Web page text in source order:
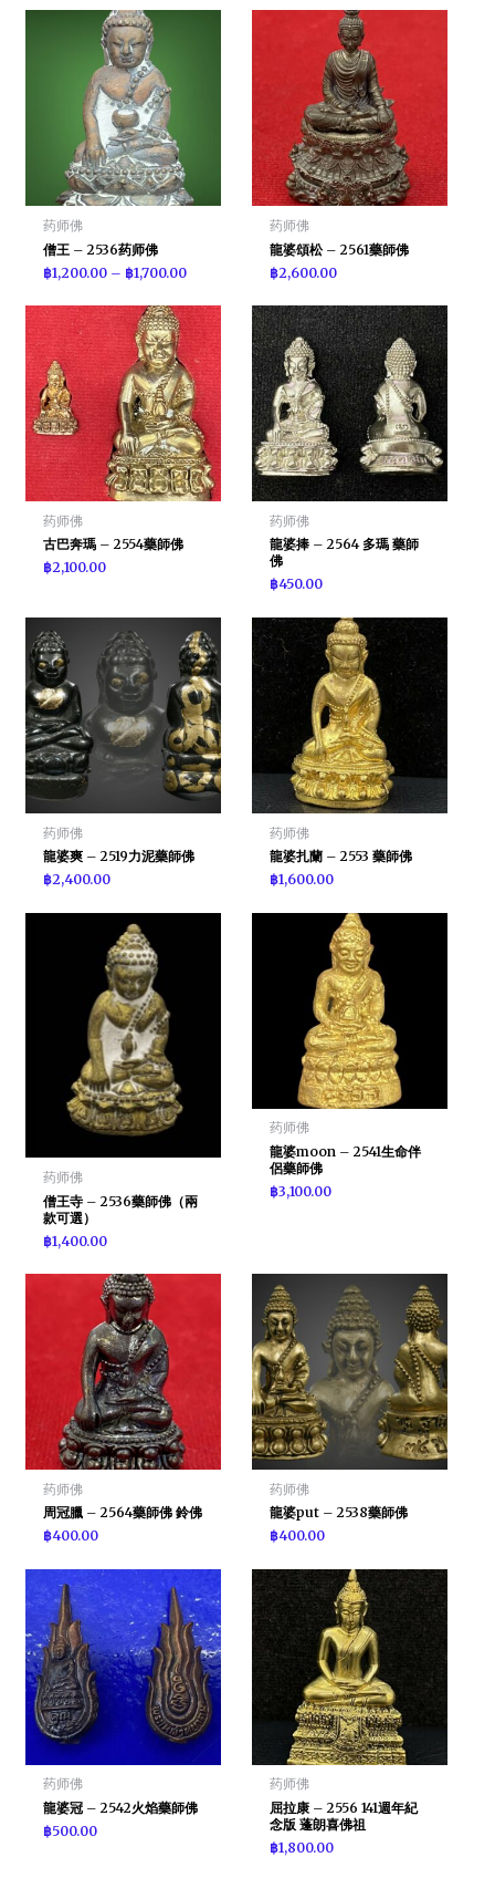
药师佛
僧王 – 2536药师佛
฿1,200.00 – ฿1,700.00
药师佛
龍婆頌松 – 2561藥師佛
฿2,600.00
药师佛
古巴奔瑪 – 2554藥師佛
฿2,100.00
药师佛
龍婆捧 – 2564 多瑪 藥師
佛
฿450.00
药师佛
龍婆爽 – 2519力泥藥師佛
฿2,400.00
药师佛
龍婆扎蘭 – 2553 藥師佛
฿1,600.00
药师佛
僧王寺 – 2536藥師佛（兩
款可選）
฿1,400.00
药师佛
龍婆moon – 2541生命伴
侶藥師佛
฿3,100.00
药师佛
周冠臘 – 2564藥師佛 鈴佛
฿400.00
药师佛
龍婆put – 2538藥師佛
฿400.00
药师佛
龍婆冠 – 2542火焰藥師佛
฿500.00
药师佛
屈拉康 – 2556 141週年紀
念版 蓬朗喜佛祖
฿1,800.00